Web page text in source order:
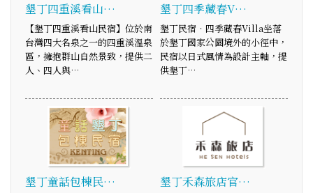
墾丁四重溪看山…
【墾丁四重溪看山民宿】位於南
台灣四大名泉之一的四重溪溫泉
區，擁抱群山自然景致，提供二
人、四人與…
墾丁四季藏春V…
墾丁民宿‧四季藏春Villa坐落
於墾丁國家公園境外的小徑中，
民宿以日式風情為設計主軸，提
供墾丁…
墾丁童話包棟民… 墾丁禾森旅店官…